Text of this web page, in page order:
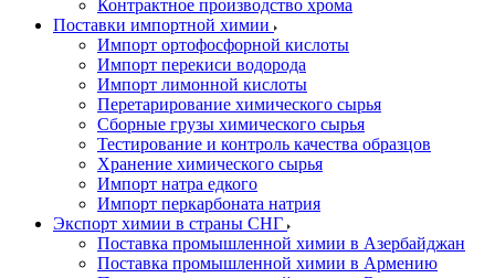
Контрактное производство хрома
Поставки импортной химии
Импорт ортофосфорной кислоты
Импорт перекиси водорода
Импорт лимонной кислоты
Перетарирование химического сырья
Сборные грузы химического сырья
Тестирование и контроль качества образцов
Хранение химического сырья
Импорт натра едкого
Импорт перкарбоната натрия
Экспорт химии в страны СНГ
Поставка промышленной химии в Азербайджан
Поставка промышленной химии в Армению